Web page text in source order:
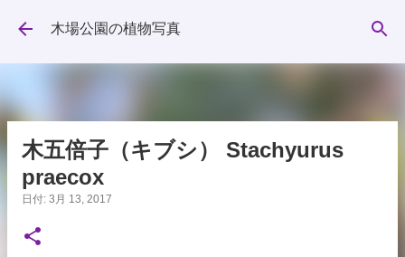
スキップしてメイン コンテンツに移動
木場公園の植物写真
木五倍子（キブシ） Stachyurus
praecox
日付: 3月 13, 2017